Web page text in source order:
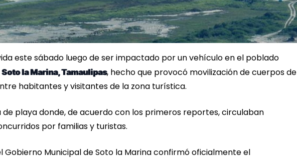
este sábado luego de ser impactado por un vehículo en el poblado
Soto la Marina, Tamaulipas, hecho que provocó movilización de cuerpos de
habitantes y visitantes de la zona turística.
playa donde, de acuerdo con los primeros reportes, circulaban
por familias y turistas.
Gobierno Municipal de Soto la Marina confirmó oficialmente el